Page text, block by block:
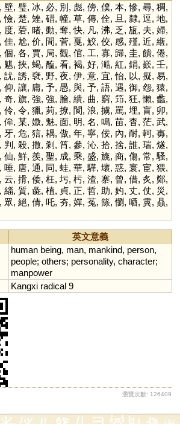
, 壁, 璧, 冰, 必, 別 , 彪, 傍, 僕, 本,慘, 尋, 稠,
,憸, 楚, 矬, 碏, 幢, 草, 傳, 佺, 旦 , 隸, 逗, 地,
度, 菪, 睹, 動, 奪,快, 凡, 沸, 乏, 瓬, 夫, 婦,
, 佳, 尬, 价, 間, 菅, 戛, 鮫, 佼, 感, 殣, 近, 緪,
, 個, 各, 賈, 局, 觀, 倌, 工, 寡, 歸, 圭, 饋, 倦,
, 魌, 挾, 蝎, 醢, 看, 褐, 好, 澔, 紅, 鋗, 嶔, 壬,
訧, 誘, 褎, 野, 夜, 伊, 意, 宜,怡, 以, 擬, 易,
仰, 讓, 庸, 予, 愚, 與, 予, 語, 遇, 御, 怨, 猿,
, 奇, 旗, 強, 強, 膾, 繢, 曲, 窮, 笻, 狂,懶, 蠡,
, 伶, 令, 獵, 茢, 撩, 閬, 浪, 擄, 罵, 埋, 盲, 卯,
, 侔, 某, 媺, 魅, 面, 明, 名, 鳴, 苗, 杳, 茫, 武,
牙, 危, 狺, 耦, 傲, 年, 寧, 佞, 內, 耐, 軻, 毐,
判 , 殺, 撒, 剎 , 筲, 參, 沁, 拾, 捨, 誰, 瑞, 燧,
仙, 鮮, 羨, 聖, 成, 乘, 盛, 旐, 商, 傷, 常, 騷,
, 唾, 唐, 通, 同, 蛙, 華, 驊, 壞, 惑, 寰, 宦, 猥,
云, 搰, 倭, 枉, 圬, 杇, 渣, 寨, 曾, 借, 炙 , 鄭,
, 緇, 質, 彘, 植, 貞, 正, 哲, 助, 妁, 丈, 仗, 災,
眾, 絕, 倩, 吒, 夯, 嬋, 菟, 篨,懰, 唒, 霬, 贔,
英文意義
human being, man, mankind, person,
people; others; personality, character;
manpower
Kangxi radical 9
瀏覽次數: 126409